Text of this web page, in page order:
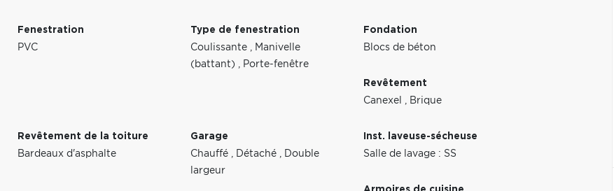
Fenestration
PVC
Type de fenestration
Coulissante , Manivelle
(battant) , Porte-fenêtre
Fondation
Blocs de béton
Revêtement
Canexel , Brique
Revêtement de la toiture
Bardeaux d'asphalte
Garage
Chauffé , Détaché , Double
largeur
Inst. laveuse-sécheuse
Salle de lavage : SS